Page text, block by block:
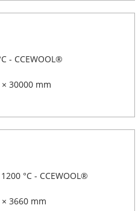
- CCEWOOL®
30000 mm
°C - CCEWOOL®
3660 mm